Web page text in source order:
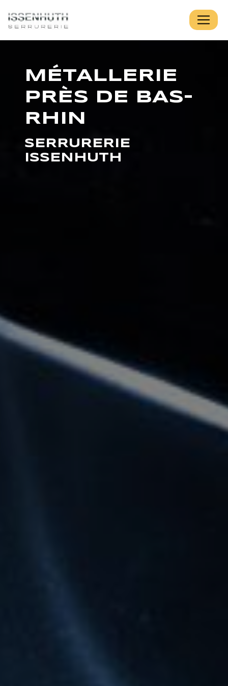
MÉTALLERIE
PRÈS DE BAS-
RHIN
SERRURERIE
ISSENHUTH